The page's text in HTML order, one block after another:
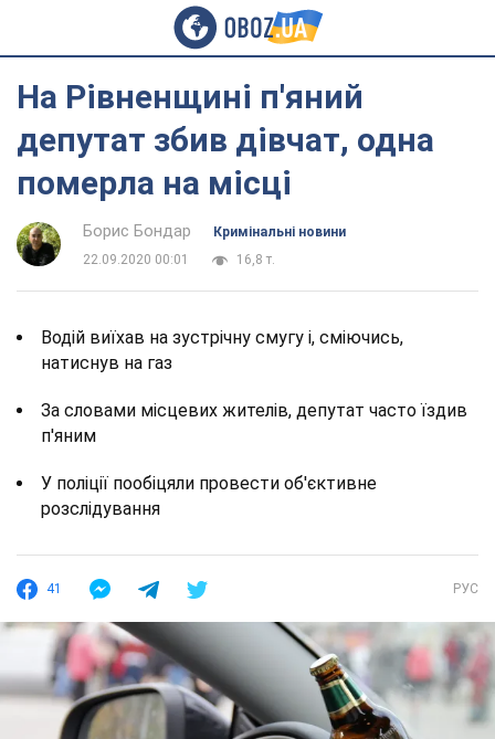
На Рівненщині п'яний
депутат збив дівчат, одна
померла на місці
Борис Бондар
Кримінальні новини
22.09.2020 00:01
16,8 т.
Водій виїхав на зустрічну смугу і, сміючись,
натиснув на газ
За словами місцевих жителів, депутат часто їздив
п'яним
У поліції пообіцяли провести об'єктивне
розслідування
41 РУС